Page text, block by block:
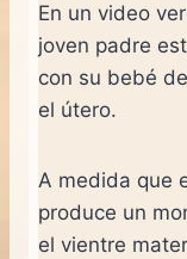
En un video
joven padre
con su bebé
el útero.
A medida que
produce un
el vientre